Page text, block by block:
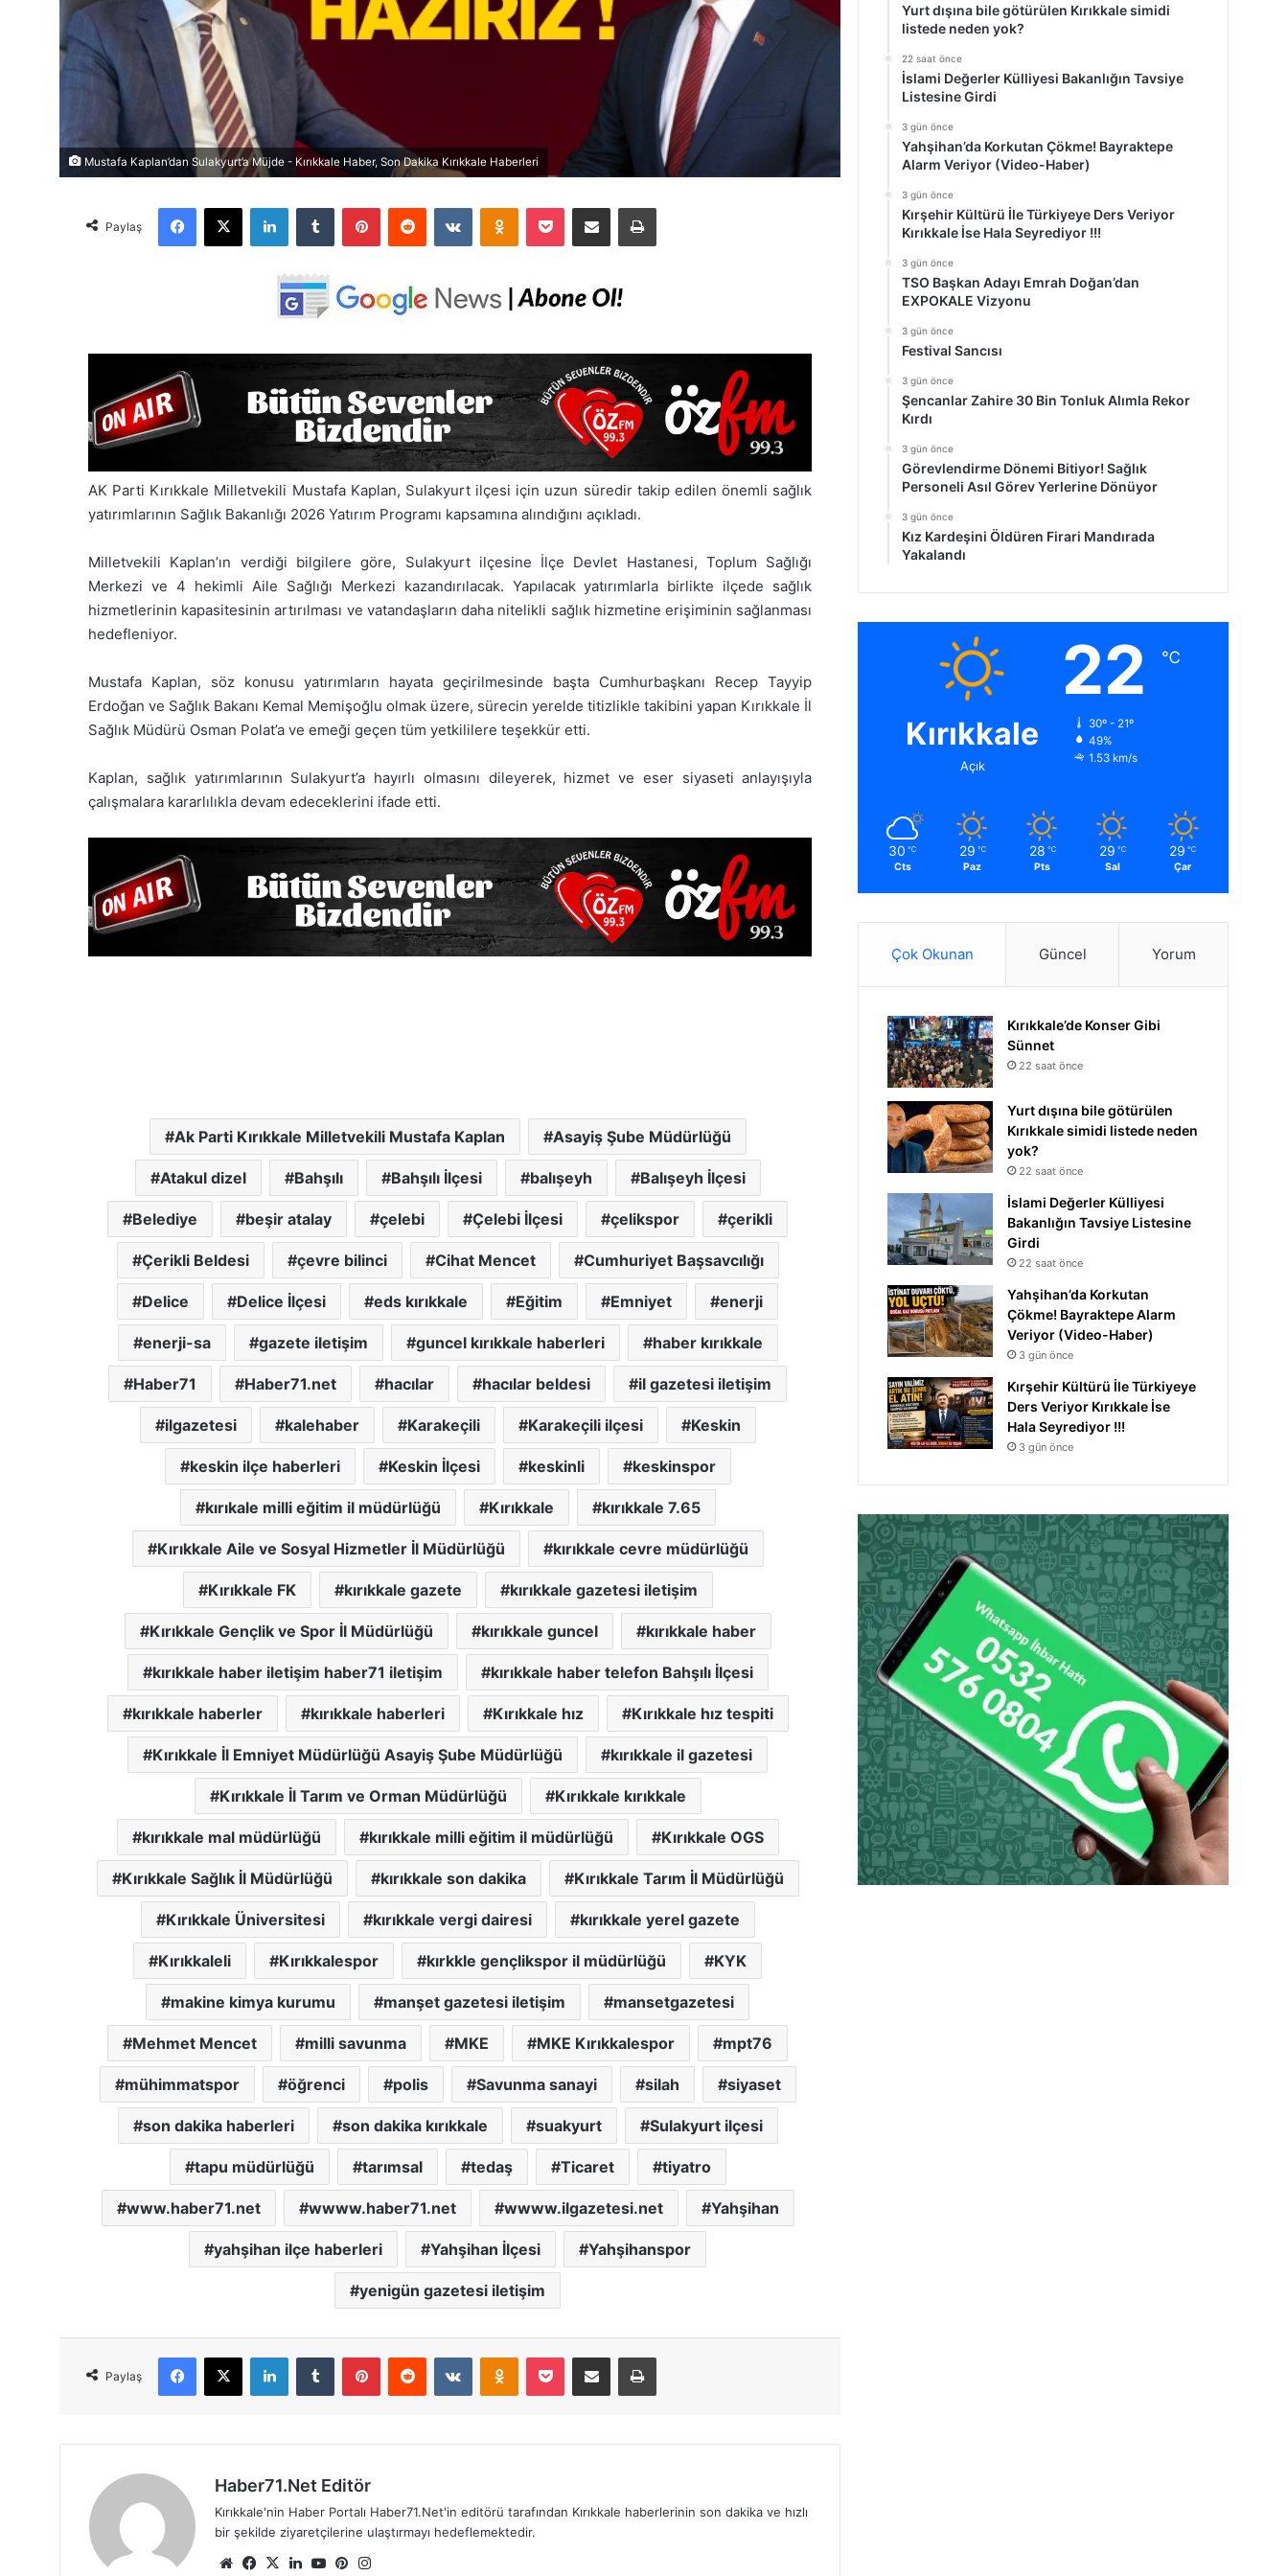
Mustafa Kaplan’dan Sulakyurt’a Müjde - Kırıkkale Haber, Son Dakika Kırıkkale Haberleri
Paylaş
AK Parti Kırıkkale Milletvekili Mustafa Kaplan, Sulakyurt ilçesi için uzun süredir takip edilen önemli sağlık
yatırımlarının Sağlık Bakanlığı 2026 Yatırım Programı kapsamına alındığını açıkladı.
Milletvekili Kaplan’ın verdiği bilgilere göre, Sulakyurt ilçesine İlçe Devlet Hastanesi, Toplum Sağlığı
Merkezi ve 4 hekimli Aile Sağlığı Merkezi kazandırılacak. Yapılacak yatırımlarla birlikte ilçede sağlık
hizmetlerinin kapasitesinin artırılması ve vatandaşların daha nitelikli sağlık hizmetine erişiminin sağlanması
hedefleniyor.
Mustafa Kaplan, söz konusu yatırımların hayata geçirilmesinde başta Cumhurbaşkanı Recep Tayyip
Erdoğan ve Sağlık Bakanı Kemal Memişoğlu olmak üzere, sürecin yerelde titizlikle takibini yapan Kırıkkale İl
Sağlık Müdürü Osman Polat’a ve emeği geçen tüm yetkililere teşekkür etti.
Kaplan, sağlık yatırımlarının Sulakyurt’a hayırlı olmasını dileyerek, hizmet ve eser siyaseti anlayışıyla
çalışmalara kararlılıkla devam edeceklerini ifade etti.
Ak Parti Kırıkkale Milletvekili Mustafa Kaplan Asayiş Şube Müdürlüğü
Atakul dizel Bahşılı Bahşılı İlçesi balışeyh Balışeyh İlçesi
Belediye beşir atalay çelebi Çelebi İlçesi çelikspor çerikli
Çerikli Beldesi çevre bilinci Cihat Mencet Cumhuriyet Başsavcılığı
Delice Delice İlçesi eds kırıkkale Eğitim Emniyet enerji
enerji-sa gazete iletişim guncel kırıkkale haberleri haber kırıkkale
Haber71 Haber71.net hacılar hacılar beldesi il gazetesi iletişim
ilgazetesi kalehaber Karakeçili Karakeçili ilçesi Keskin
keskin ilçe haberleri Keskin İlçesi keskinli keskinspor
kırıkale milli eğitim il müdürlüğü Kırıkkale kırıkkale 7.65
Kırıkkale Aile ve Sosyal Hizmetler İl Müdürlüğü kırıkkale cevre müdürlüğü
Kırıkkale FK kırıkkale gazete kırıkkale gazetesi iletişim
Kırıkkale Gençlik ve Spor İl Müdürlüğü kırıkkale guncel kırıkkale haber
kırıkkale haber iletişim haber71 iletişim kırıkkale haber telefon Bahşılı İlçesi
kırıkkale haberler kırıkkale haberleri Kırıkkale hız Kırıkkale hız tespiti
Kırıkkale İl Emniyet Müdürlüğü Asayiş Şube Müdürlüğü kırıkkale il gazetesi
Kırıkkale İl Tarım ve Orman Müdürlüğü Kırıkkale kırıkkale
kırıkkale mal müdürlüğü kırıkkale milli eğitim il müdürlüğü Kırıkkale OGS
Kırıkkale Sağlık İl Müdürlüğü kırıkkale son dakika Kırıkkale Tarım İl Müdürlüğü
Kırıkkale Üniversitesi kırıkkale vergi dairesi kırıkkale yerel gazete
Kırıkkaleli Kırıkkalespor kırkkle gençlikspor il müdürlüğü KYK
makine kimya kurumu manşet gazetesi iletişim mansetgazetesi
Mehmet Mencet milli savunma MKE MKE Kırıkkalespor mpt76
mühimmatspor öğrenci polis Savunma sanayi silah siyaset
son dakika haberleri son dakika kırıkkale suakyurt Sulakyurt ilçesi
tapu müdürlüğü tarımsal tedaş Ticaret tiyatro
www.haber71.net wwww.haber71.net wwww.ilgazetesi.net Yahşihan
yahşihan ilçe haberleri Yahşihan İlçesi Yahşihanspor
yenigün gazetesi iletişim
Paylaş
Haber71.Net Editör
Kırıkkale'nin Haber Portalı Haber71.Net'in editörü tarafından Kırıkkale haberlerinin son dakika ve hızlı
bir şekilde ziyaretçilerine ulaştırmayı hedeflemektedir.
We Fa X Lin Yo Pin
Yurt dışına bile götürülen Kırıkkale simidi
listede neden yok?
22 saat önce
İslami Değerler Külliyesi Bakanlığın Tavsiye
Listesine Girdi
3 gün önce
Yahşihan’da Korkutan Çökme! Bayraktepe
Alarm Veriyor (Video-Haber)
3 gün önce
Kırşehir Kültürü İle Türkiyeye Ders Veriyor
Kırıkkale İse Hala Seyrediyor !!!
3 gün önce
TSO Başkan Adayı Emrah Doğan’dan
EXPOKALE Vizyonu
3 gün önce
Festival Sancısı
3 gün önce
Şencanlar Zahire 30 Bin Tonluk Alımla Rekor
Kırdı
3 gün önce
Görevlendirme Dönemi Bitiyor! Sağlık
Personeli Asıl Görev Yerlerine Dönüyor
3 gün önce
Kız Kardeşini Öldüren Firari Mandırada
Yakalandı
Kırıkkale
Açık
22 ℃
30º - 21º
49%
1.53 km/s
30 ℃
Cts
29 ℃
Paz
28 ℃
Pts
29 ℃
Sal
29 ℃
Çar
Çok Okunan Güncel Yorum
Kırıkkale’de Konser Gibi
Sünnet
22 saat önce
Yurt dışına bile götürülen
Kırıkkale simidi listede neden
yok?
22 saat önce
İslami Değerler Külliyesi
Bakanlığın Tavsiye Listesine
Girdi
22 saat önce
Yahşihan’da Korkutan
Çökme! Bayraktepe Alarm
Veriyor (Video-Haber)
3 gün önce
Kırşehir Kültürü İle Türkiyeye
Ders Veriyor Kırıkkale İse
Hala Seyrediyor !!!
3 gün önce